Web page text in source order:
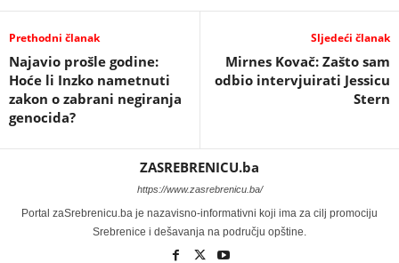
Prethodni članak
Najavio prošle godine:
Hoće li Inzko nametnuti
zakon o zabrani negiranja
genocida?
Sljedeći članak
Mirnes Kovač: Zašto sam
odbio intervjuirati Jessicu
Stern
ZASREBRENICU.ba
https://www.zasrebrenicu.ba/
Portal zaSrebrenicu.ba je nazavisno-informativni koji ima za cilj promociju
Srebrenice i dešavanja na području opštine.